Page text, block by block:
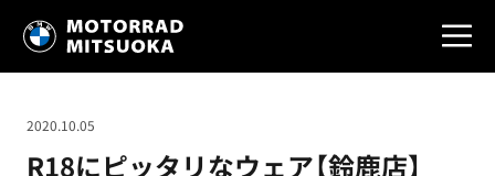
R18にピッタリなウェア【鈴鹿店】
2020.10.05